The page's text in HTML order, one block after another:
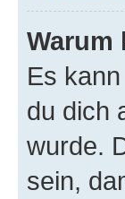
Warum
Es
du dich
wurde.
sein,